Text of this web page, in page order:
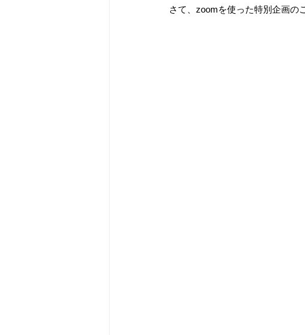
さて、zoomを使った特別企画の